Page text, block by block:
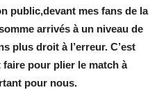
public,devant mes fans de la
arrivés à un niveau de
plus droit à l’erreur. C’est
pour plier le match à
pour nous.